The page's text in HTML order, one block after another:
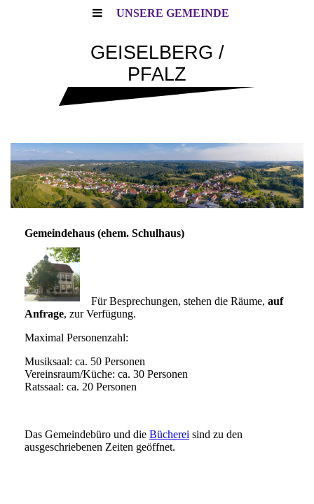
UNSERE GEMEINDE
GEISELBERG /
PFALZ
Gemeindehaus (ehem. Schulhaus)
Für Besprechungen, stehen die Räume, auf
Anfrage, zur Verfügung.
Maximal Personenzahl:
Musiksaal: ca. 50 Personen
Vereinsraum/Küche: ca. 30 Personen
Ratssaal: ca. 20 Personen
Das Gemeindebüro und die Bücherei sind zu den
ausgeschriebenen Zeiten geöffnet.